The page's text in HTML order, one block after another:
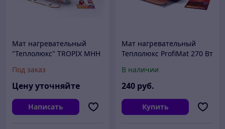
Мат нагревательный
"Теплолюкс" TROPIX МНН
Под заказ
Цену уточняйте
Написать
Мат нагревательный
Теплолюкс ProfiMat 270 Вт
Россия
В наличии
240 руб.
Купить